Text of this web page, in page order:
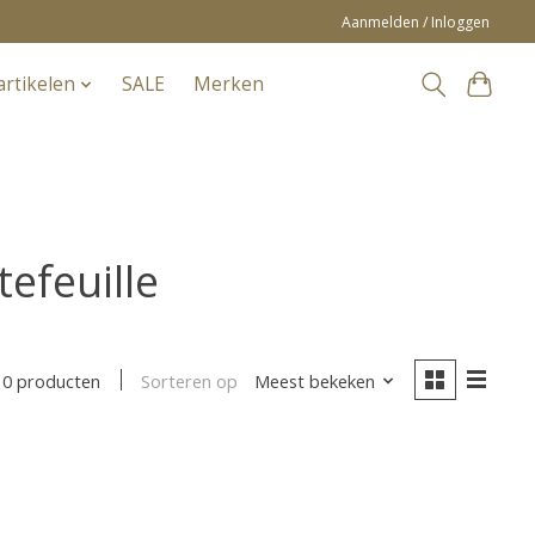
Aanmelden / Inloggen
SALE Merken
0 producten Sorteren op Meest bekeken